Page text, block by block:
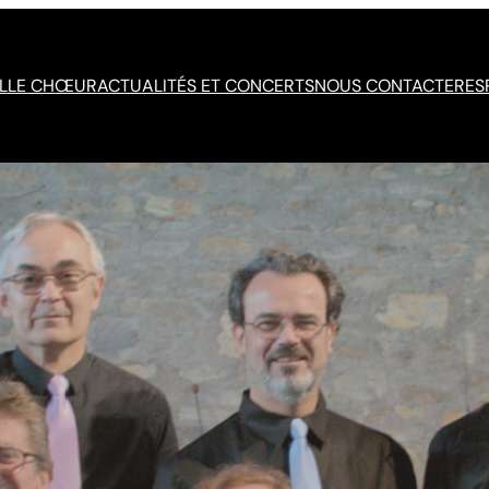
LE CHŒURACTUALITÉS ET CONCERTSNOUS CONTACTER